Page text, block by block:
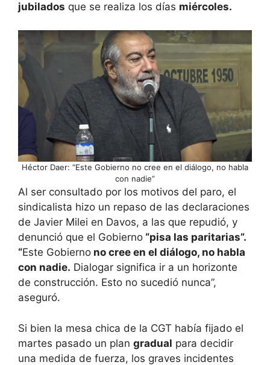
jubilados que se realiza los días miércoles.
Héctor Daer: “Este Gobierno no cree en el diálogo, no habla
con nadie”
Al ser consultado por los motivos del paro, el
sindicalista hizo un repaso de las declaraciones
de Javier Milei en Davos, a las que repudió, y
denunció que el Gobierno “pisa las paritarias”.
“Este Gobierno no cree en el diálogo, no habla
con nadie. Dialogar significa ir a un horizonte
de construcción. Esto no sucedió nunca”,
aseguró.
Si bien la mesa chica de la CGT había fijado el
martes pasado un plan gradual para decidir
una medida de fuerza, los graves incidentes